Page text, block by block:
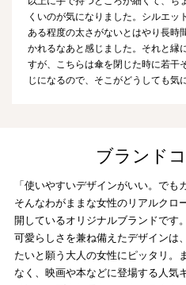
くいのが気になりました。シルエッ
ある程度の太さがないとはやり長時
かれるなあと感じました。それと縁
すが、こちらは傘を閉じた時に若干
じになるので、そこがどうしても気
ブランド
「使いやすいデザインがいい。でも
そんなわがままな女性のリアルクロ
開しているオリジナルブランドです
可愛らしさを兼ね備えたデザインは
たいと願う大人の女性にピッタリ。
なく、映画や本などに登場する人気